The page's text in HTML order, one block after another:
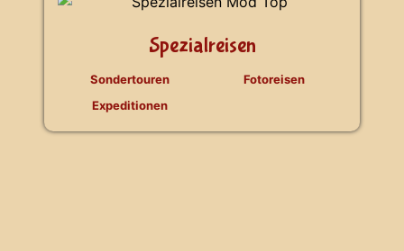
Spezialreisen
Sondertouren
Expeditionen
Fotoreisen